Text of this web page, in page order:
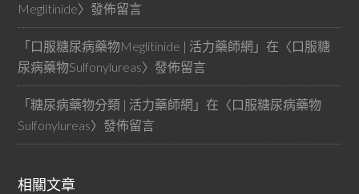
Meglitinide〉發佈留言
「口服糖尿病藥物Meglitinide | 活力藥師網 」在〈口服糖
尿病藥物Sulfonylureas〉發佈留言
「糖尿病藥物分類 | 活力藥師網 」在〈口服糖尿病藥物
Sulfonylureas〉發佈留言
相關文章